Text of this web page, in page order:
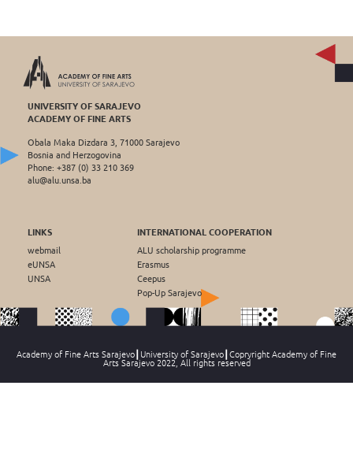
UNIVERSITY OF SARAJEVO
ACADEMY OF FINE ARTS
Obala Maka Dizdara 3, 71000 Sarajevo
Bosnia and Herzogovina
Phone: +387 (0) 33 210 369
alu@alu.unsa.ba
LINKS
webmail
eUNSA
UNSA
INTERNATIONAL COOPERATION
ALU scholarship programme
Erasmus
Ceepus
Pop-Up Sarajevo
Academy of Fine Arts Sarajevo┃University of Sarajevo┃Copryright Academy of Fine
Arts Sarajevo 2022, All rights reserved